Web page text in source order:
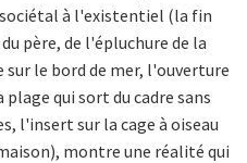
sociétal à l'existentiel (la fin
père, de l'épluchure de la
le bord de mer, l'ouverture
plage qui sort du cadre sans
l'insert sur la cage à oiseau
montre une réalité qui